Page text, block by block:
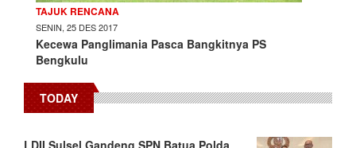
TAJUK RENCANA
SENIN, 25 DES 2017
Kecewa Panglimania Pasca Bangkitnya PS
Bengkulu
TODAY
LDII Sulsel Gandeng SPN Batua Polda